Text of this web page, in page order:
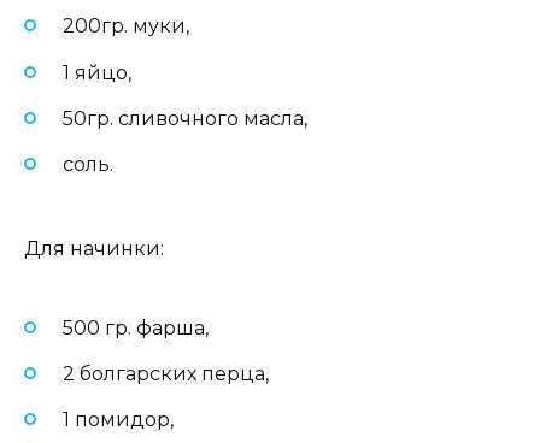
200гр. муки,
1 яйцо,
50гр. сливочного масла,
соль.
Для начинки:
500 гр. фарша,
2 болгарских перца,
1 помидор,